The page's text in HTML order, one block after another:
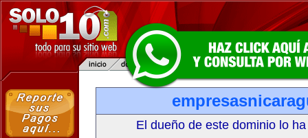
El dueño de este dominio lo